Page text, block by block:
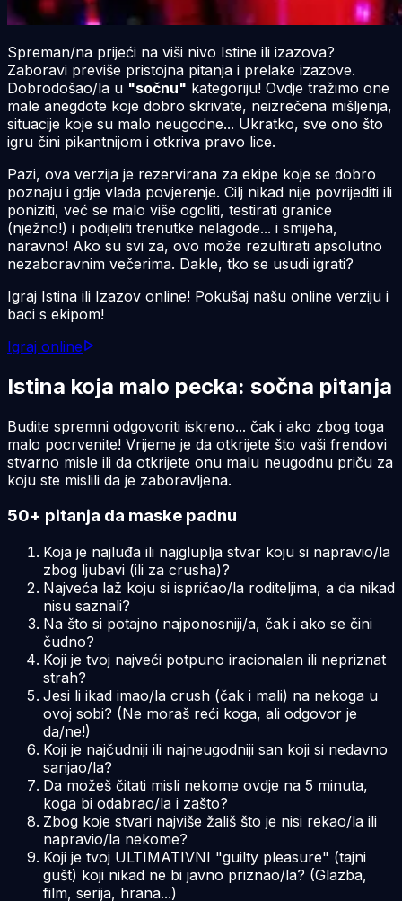
Spreman/na prijeći na viši nivo Istine ili izazova?
Zaboravi previše pristojna pitanja i prelake izazove.
Dobrodošao/la u "sočnu" kategoriju! Ovdje tražimo one
male anegdote koje dobro skrivate, neizrečena mišljenja,
situacije koje su malo neugodne... Ukratko, sve ono što
igru čini pikantnijom i otkriva pravo lice.
Pazi, ova verzija je rezervirana za ekipe koje se dobro
poznaju i gdje vlada povjerenje. Cilj nikad nije povrijediti ili
poniziti, već se malo više ogoliti, testirati granice
(nježno!) i podijeliti trenutke nelagode... i smijeha,
naravno! Ako su svi za, ovo može rezultirati apsolutno
nezaboravnim večerima. Dakle, tko se usudi igrati?
Igraj Istina ili Izazov online! Pokušaj našu online verziju i
baci s ekipom!
Igraj online
Istina koja malo pecka: sočna pitanja
Budite spremni odgovoriti iskreno... čak i ako zbog toga
malo pocrvenite! Vrijeme je da otkrijete što vaši frendovi
stvarno misle ili da otkrijete onu malu neugodnu priču za
koju ste mislili da je zaboravljena.
50+ pitanja da maske padnu
Koja je najluđa ili najgluplja stvar koju si napravio/la
zbog ljubavi (ili za crusha)?
Najveća laž koju si ispričao/la roditeljima, a da nikad
nisu saznali?
Na što si potajno najponosniji/a, čak i ako se čini
čudno?
Koji je tvoj najveći potpuno iracionalan ili nepriznat
strah?
Jesi li ikad imao/la crush (čak i mali) na nekoga u
ovoj sobi? (Ne moraš reći koga, ali odgovor je
da/ne!)
Koji je najčudniji ili najneugodniji san koji si nedavno
sanjao/la?
Da možeš čitati misli nekome ovdje na 5 minuta,
koga bi odabrao/la i zašto?
Zbog koje stvari najviše žališ što je nisi rekao/la ili
napravio/la nekome?
Koji je tvoj ULTIMATIVNI "guilty pleasure" (tajni
gušt) koji nikad ne bi javno priznao/la? (Glazba,
film, serija, hrana...)